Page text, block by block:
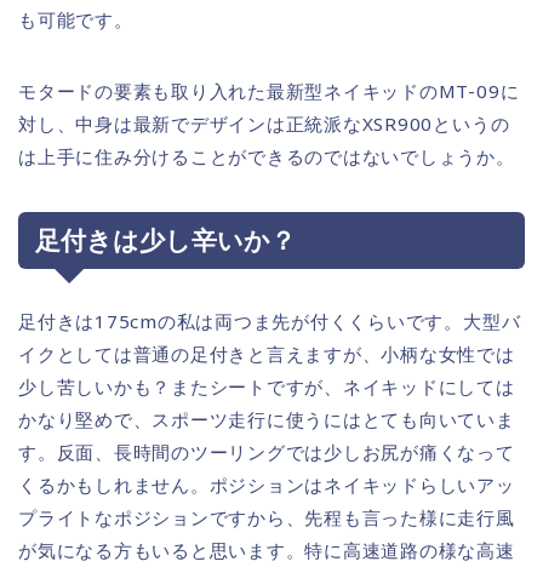
も可能です。
モタードの要素も取り入れた最新型ネイキッドのMT-09に
対し、中身は最新でデザインは正統派なXSR900というの
は上手に住み分けることができるのではないでしょうか。
足付きは少し辛いか？
足付きは175cmの私は両つま先が付くくらいです。大型バ
イクとしては普通の足付きと言えますが、小柄な女性では
少し苦しいかも？またシートですが、ネイキッドにしては
かなり堅めで、スポーツ走行に使うにはとても向いていま
す。反面、長時間のツーリングでは少しお尻が痛くなって
くるかもしれません。ポジションはネイキッドらしいアッ
プライトなポジションですから、先程も言った様に走行風
が気になる方もいると思います。特に高速道路の様な高速